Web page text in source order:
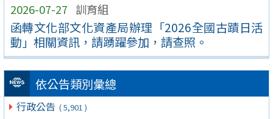
2026-07-27 訓育組
函轉文化部文化資產局辦理「2026全國古蹟日活
動」相關資訊，請踴躍參加，請查照。
依公告類別彙總
行政公告 ( 5,901 )